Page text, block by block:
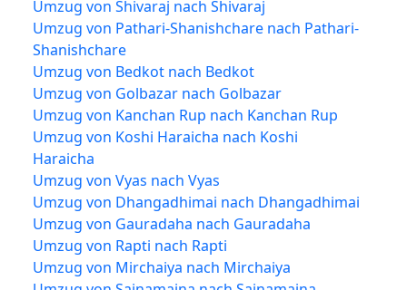
Umzug von Shivaraj nach Shivaraj
Umzug von Pathari-Shanishchare nach Pathari-
Shanishchare
Umzug von Bedkot nach Bedkot
Umzug von Golbazar nach Golbazar
Umzug von Kanchan Rup nach Kanchan Rup
Umzug von Koshi Haraicha nach Koshi
Haraicha
Umzug von Vyas nach Vyas
Umzug von Dhangadhimai nach Dhangadhimai
Umzug von Gauradaha nach Gauradaha
Umzug von Rapti nach Rapti
Umzug von Mirchaiya nach Mirchaiya